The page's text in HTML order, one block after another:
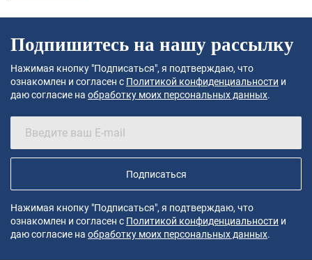
Подпишитесь на нашу рассылку
Нажимая кнопку "Подписаться", я подтверждаю, что
ознакомлен и согласен с Политикой конфиденциальности и
даю согласие на обработку моих персональных данных.
Подписаться
Нажимая кнопку "Подписаться", я подтверждаю, что
ознакомлен и согласен с Политикой конфиденциальности и
даю согласие на обработку моих персональных данных.